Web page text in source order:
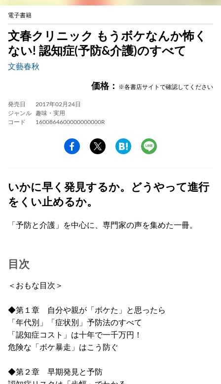
電子書籍
文春クリニック もうボケなんか怖く
ない! 認知症(予防&介護)のすべて
文藝春秋
価格： ※各書店サイトで確認してください
発売日
2017年02月24日
ジャンル
趣味・実用
コード
1600864600000000000R
いかに早く発見するか。どうやって進行
をくい止めるか。
「予防と介護」を中心に、専門家の声を集めた一冊。
目次
＜おもな目次＞
◆第１章 自分や親が「ボケた」と思ったら
「年代別」「症状別」予防法のすべて
「認知症コスト」は十年で一千万円！
危険な「ボケ暴走」はこう防ぐ
◆第２章 早期発見と予防